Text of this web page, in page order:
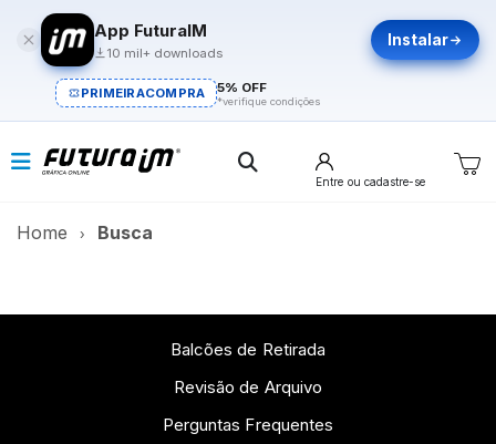
App FuturaIM
10 mil+ downloads
Instalar
PRIMEIRACOMPRA 5% OFF
*verifique condições
Entre ou cadastre-se
Home Busca
Balcões de Retirada
Revisão de Arquivo
Perguntas Frequentes